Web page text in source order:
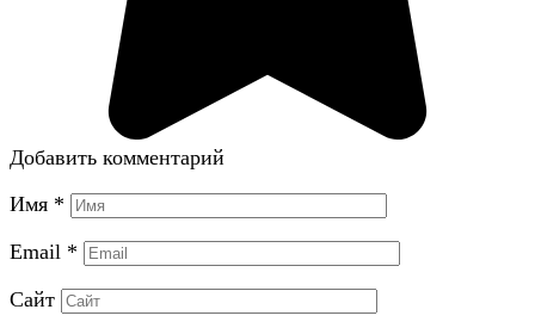
Добавить комментарий
Имя *
Email *
Сайт